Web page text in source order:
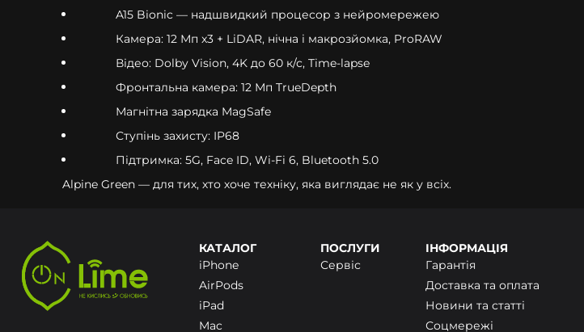
A15 Bionic — надшвидкий процесор з нейромережею
Камера: 12 Мп x3 + LiDAR, нічна і макрозйомка, ProRAW
Відео: Dolby Vision, 4K до 60 к/с, Time-lapse
Фронтальна камера: 12 Мп TrueDepth
Магнітна зарядка MagSafe
Ступінь захисту: IP68
Підтримка: 5G, Face ID, Wi-Fi 6, Bluetooth 5.0
Alpine Green — для тих, хто хоче техніку, яка виглядає не як у всіх.
КАТАЛОГ
iPhone
AirPods
iPad
Mac
ПОСЛУГИ
Сервіс
ІНФОРМАЦІЯ
Гарантія
Доставка та оплата
Новини та статті
Соцмережі